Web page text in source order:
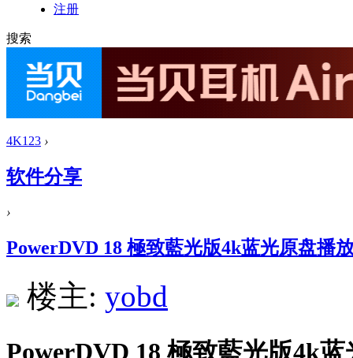
注册
搜索
4K123 ›
软件分享
›
PowerDVD 18 極致藍光版4k蓝光原盘播
楼主: yobd
PowerDVD 18 極致藍光版4k